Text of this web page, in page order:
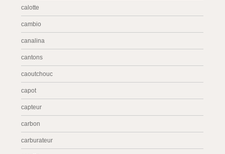
calotte
cambio
canalina
cantons
caoutchouc
capot
capteur
carbon
carburateur